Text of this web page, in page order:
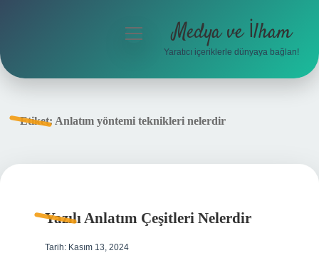
menüyü
Medya ve İlham
Yaratıcı içeriklerle dünyaya bağlan!
Etiket: Anlatım yöntemi teknikleri nelerdir
Yazılı Anlatım Çeşitleri Nelerdir
Tarih: Kasım 13, 2024